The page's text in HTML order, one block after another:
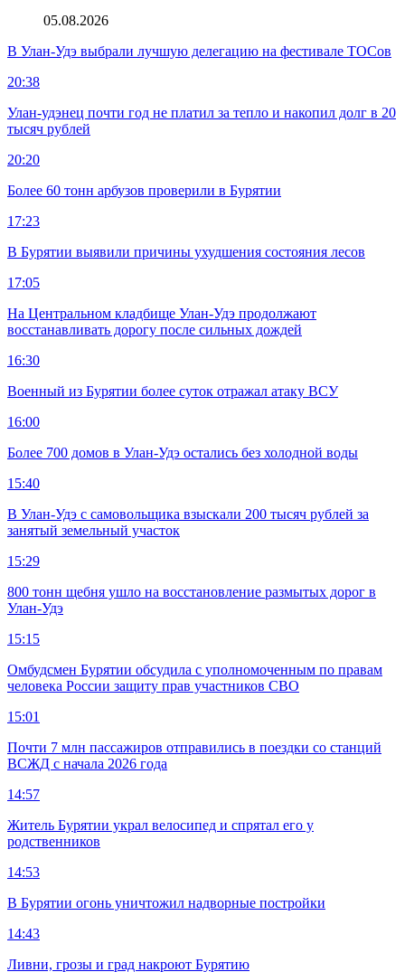
05.08.2026
В Улан-Удэ выбрали лучшую делегацию на фестивале ТОСов
20:38
Улан-удэнец почти год не платил за тепло и накопил долг в 20
тысяч рублей
20:20
Более 60 тонн арбузов проверили в Бурятии
17:23
В Бурятии выявили причины ухудшения состояния лесов
17:05
На Центральном кладбище Улан-Удэ продолжают
восстанавливать дорогу после сильных дождей
16:30
Военный из Бурятии более суток отражал атаку ВСУ
16:00
Более 700 домов в Улан-Удэ остались без холодной воды
15:40
В Улан-Удэ с самовольщика взыскали 200 тысяч рублей за
занятый земельный участок
15:29
800 тонн щебня ушло на восстановление размытых дорог в
Улан-Удэ
15:15
Омбудсмен Бурятии обсудила с уполномоченным по правам
человека России защиту прав участников СВО
15:01
Почти 7 млн пассажиров отправились в поездки со станций
ВСЖД с начала 2026 года
14:57
Житель Бурятии украл велосипед и спрятал его у
родственников
14:53
В Бурятии огонь уничтожил надворные постройки
14:43
Ливни, грозы и град накроют Бурятию